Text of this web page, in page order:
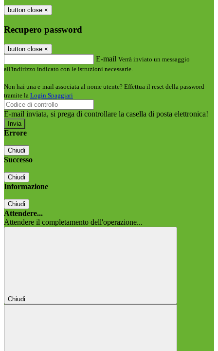
button close ×
Recupero password
button close ×
E-mail Verrà inviato un messaggio
all'indirizzo indicato con le istruzioni necessarie.
Non hai una e-mail associata al nome utente? Effettua il reset della password
tramite la Login Spaggiari
E-mail inviata, si prega di controllare la casella di posta elettronica!
Errore
Chiudi
Successo
Chiudi
Informazione
Chiudi
Attendere...
Attendere il completamento dell'operazione...
Chiudi